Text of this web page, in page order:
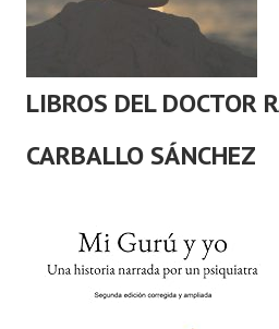
LIBROS DEL DOCTOR
CARBALLO SÁNCHEZ